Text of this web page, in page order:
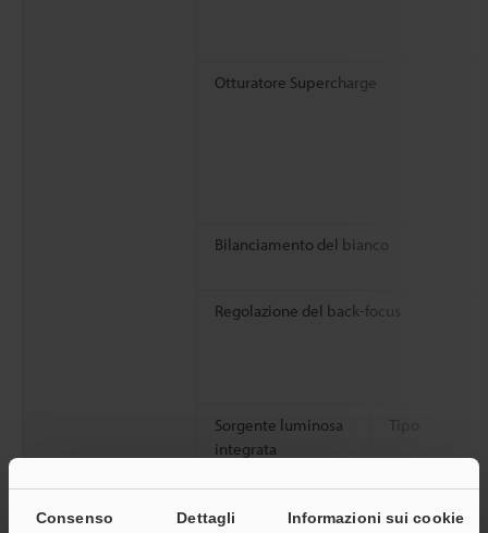
Consenso Dettagli Informazioni sui cookie
Otturatore Supercharge
Bilanciamento del bianco
Regolazione del back-focus
Sorgente luminosa
integrata
Tipo